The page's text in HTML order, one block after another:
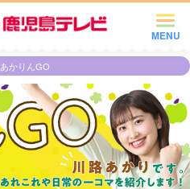
MENU
あかりんGO